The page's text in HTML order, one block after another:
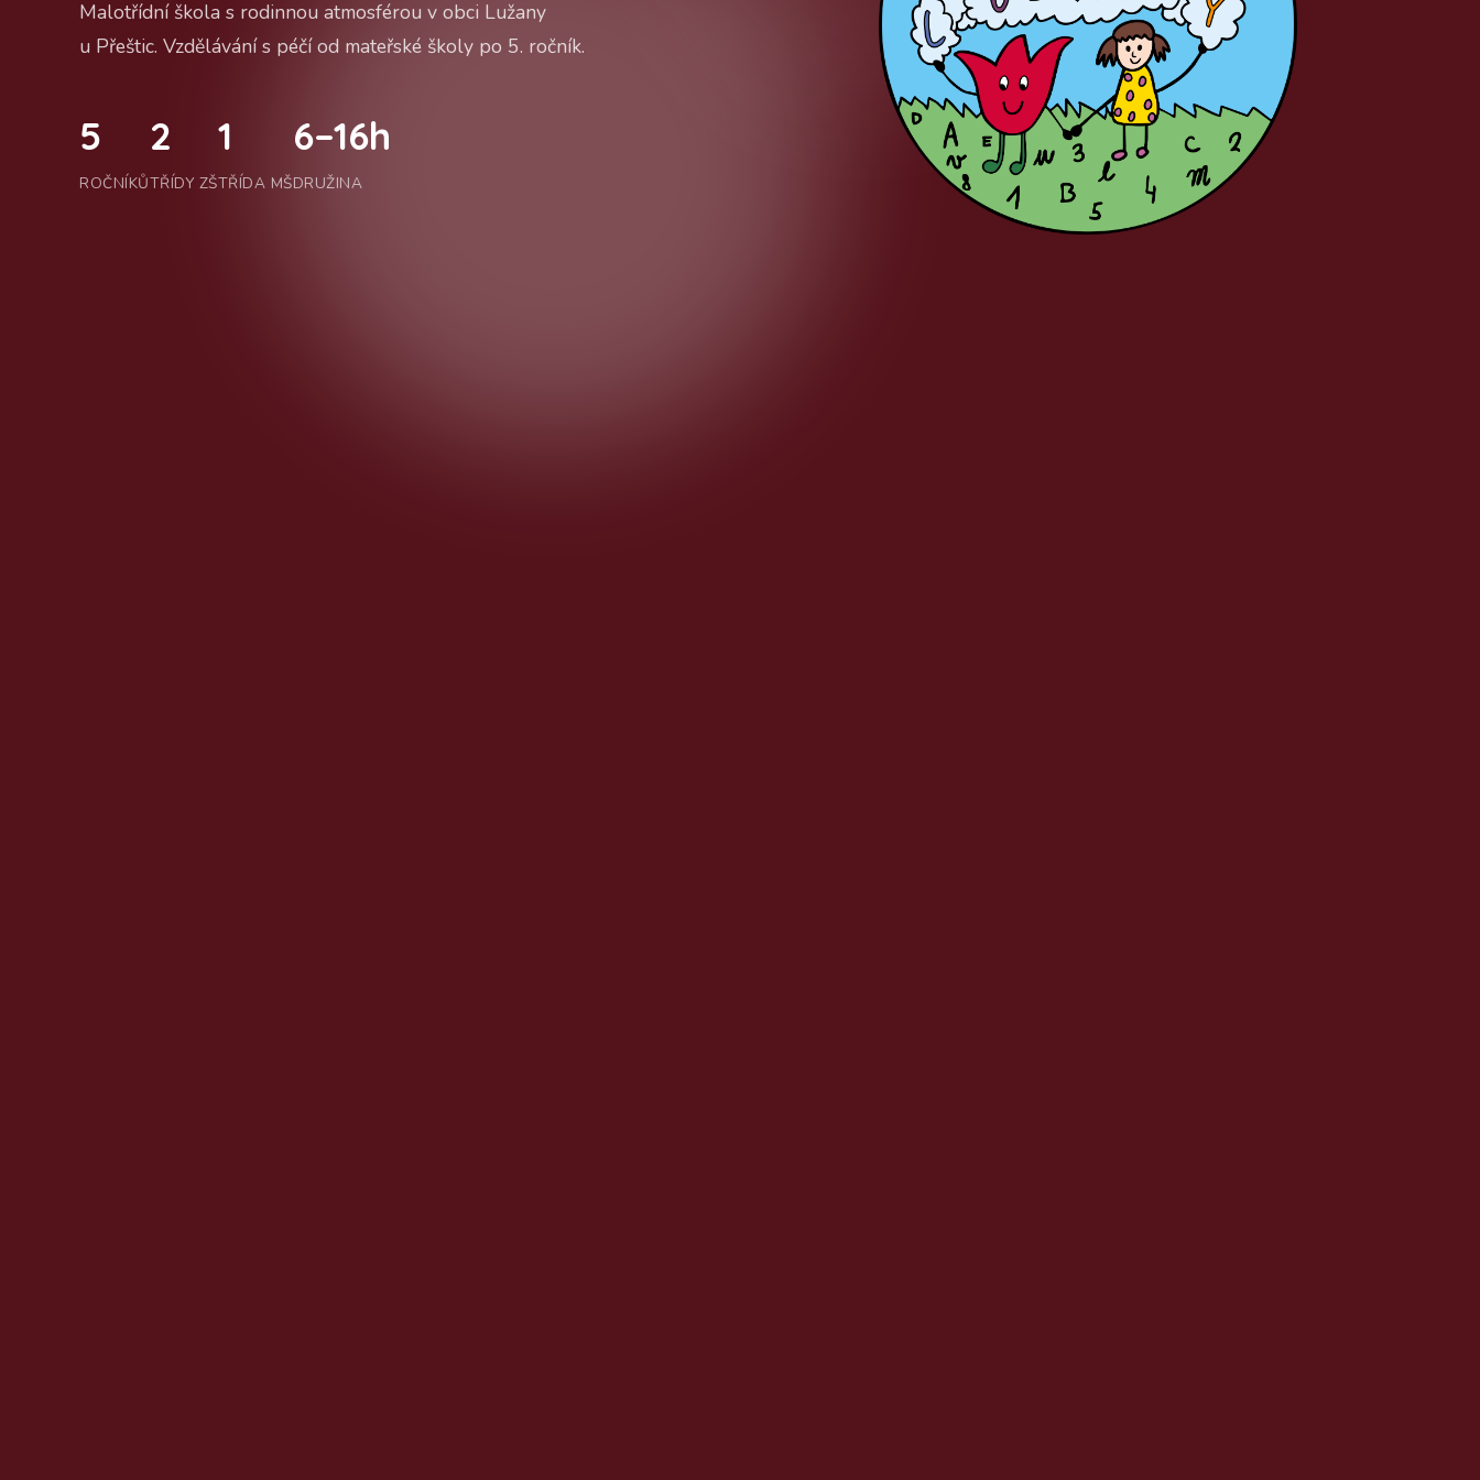
Malotřídní škola s rodinnou atmosférou v obci Lužany
u Přeštic. Vzdělávání s péčí od mateřské školy po 5. ročník.
5
ROČNÍKŮ
2
TŘÍDY ZŠ
1
TŘÍDA MŠ
6–16h
DRUŽINA